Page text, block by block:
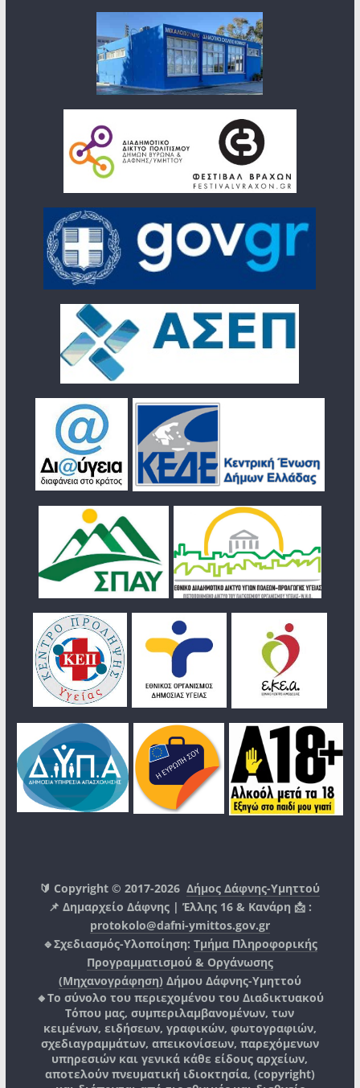
🔰 Copyright © 2017-2026Δήμος Δάφνης-Υμηττού
📌 Δημαρχείο Δάφνης | Έλλης 16 & Κανάρη 📩 :
protokolo@dafni-ymittos.gov.gr
🔹Σχεδιασμός-Υλοποίηση: Τμήμα Πληροφορικής
Προγραμματισμού & Οργάνωσης
(Μηχανογράφηση) Δήμου Δάφνης-Υμηττού
🔸Το σύνολο του περιεχομένου του Διαδικτυακού
Τόπου μας, συμπεριλαμβανομένων, των
κειμένων, ειδήσεων, γραφικών, φωτογραφιών,
σχεδιαγραμμάτων, απεικονίσεων, παρεχόμενων
υπηρεσιών και γενικά κάθε είδους αρχείων,
αποτελούν πνευματική ιδιοκτησία, (copyright)